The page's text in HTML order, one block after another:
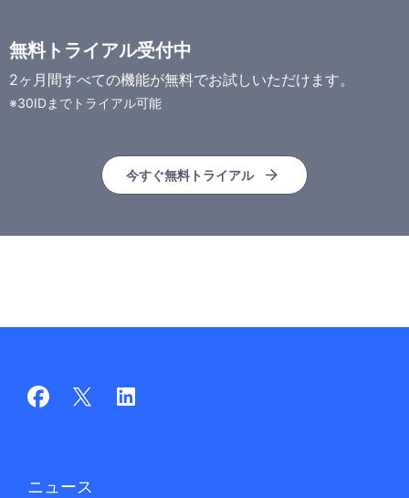
無料トライアル受付中
2ヶ月間すべての機能が無料でお試しいただけます。
※30IDまでトライアル可能
今すぐ無料トライアル
ニュース